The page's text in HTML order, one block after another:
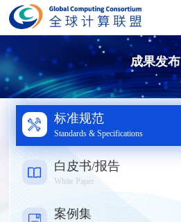
成果发布
标准规范
Standards & Specifications
白皮书/报告
White Paper
案例集